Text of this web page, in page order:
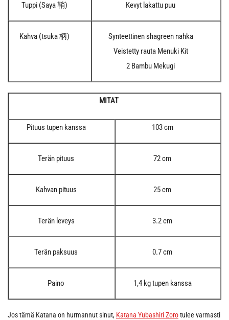
Tuppi (Saya 鞘) Kevyt lakattu puu
Kahva (tsuka 柄)
Synteettinen shagreen nahka
Veistetty rauta Menuki Kit
2 Bambu Mekugi
MITAT
Pituus tupen kanssa 103 cm
Terän pituus 72 cm
Kahvan pituus 25 cm
Terän leveys 3.2 cm
Terän paksuus 0.7 cm
Paino 1,4 kg tupen kanssa
Jos tämä Katana on hurmannut sinut, Katana Yubashiri Zorotulee varmasti